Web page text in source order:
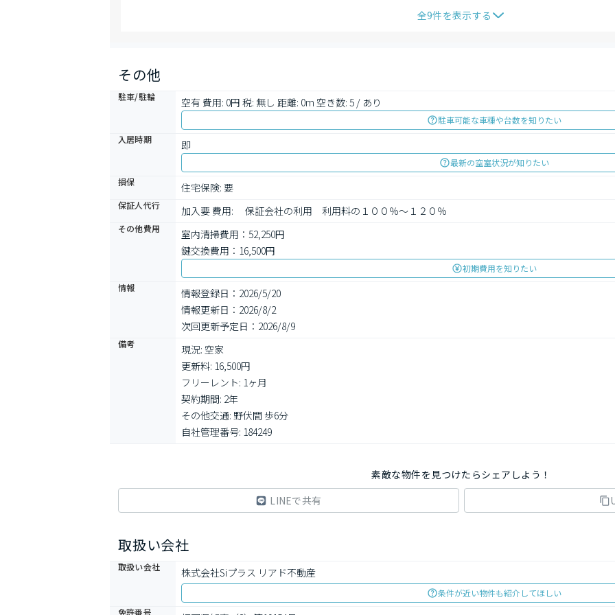
全9件を表示する
その他
駐車/駐輪 空有 費用: 0円 税: 無し 距離: 0m 空き数: 5 / あり
駐車可能な車種や台数を知りたい
入居時期
即
最新の空室状況が知りたい
損保
住宅保険: 要
保証人代行 加入要 費用: 　保証会社の利用　利用料の１００％～１２０％
その他費用
室内清掃費用：52,250円
鍵交換費用：16,500円
初期費用を知りたい
情報
情報登録日：2026/5/20
情報更新日：2026/8/2
次回更新予定日：2026/8/9
備考
現況: 空家
更新料: 16,500円
フリーレント: 1ヶ月
契約期間: 2年
その他交通: 野伏間 歩6分
自社管理番号: 184249
素敵な物件を見つけたらシェアしよう！
LINEで共有
取扱い会社
取扱い会社 株式会社Siプラス リアド不動産
条件が近い物件も紹介してほしい
免許番号